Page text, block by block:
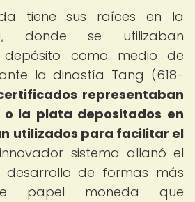
tiene sus raíces en la
donde se utilizaban
como medio de
la dinastía Tang (618-
representaban
la plata depositados en
utilizados para facilitar el
sistema allanó el
de formas más
papel moneda que